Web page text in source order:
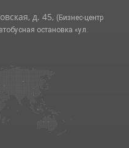
д. 45, (Бизнес-центр
остановка «ул.